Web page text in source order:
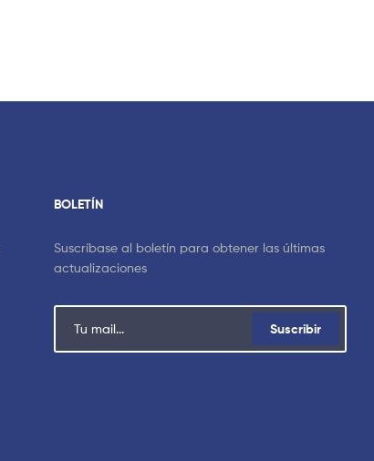
BOLETÍN
Suscríbase al boletín para obtener las últimas
actualizaciones
Suscribir